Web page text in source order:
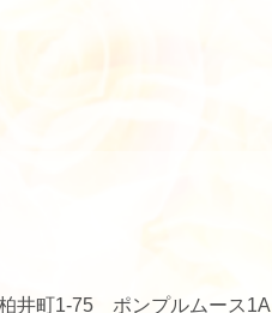
井町1-75 ポンプルムース1A